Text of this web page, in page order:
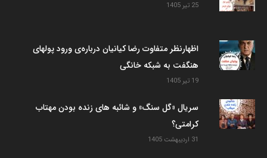
25 تیر 1405
اظهارنظر متفاوت رضا کیانیان درباره‌ی ورود پولهای
هنگفت به شبکه خانگی
19 تیر 1405
سریال «گل سنگ» و شائبه های زنده بودن مهتاب
کرامتی؟
31 اردیبهشت 1405